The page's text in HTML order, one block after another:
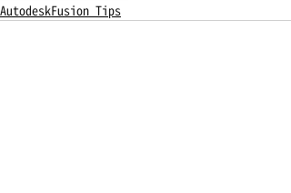
AutodeskFusion Tips